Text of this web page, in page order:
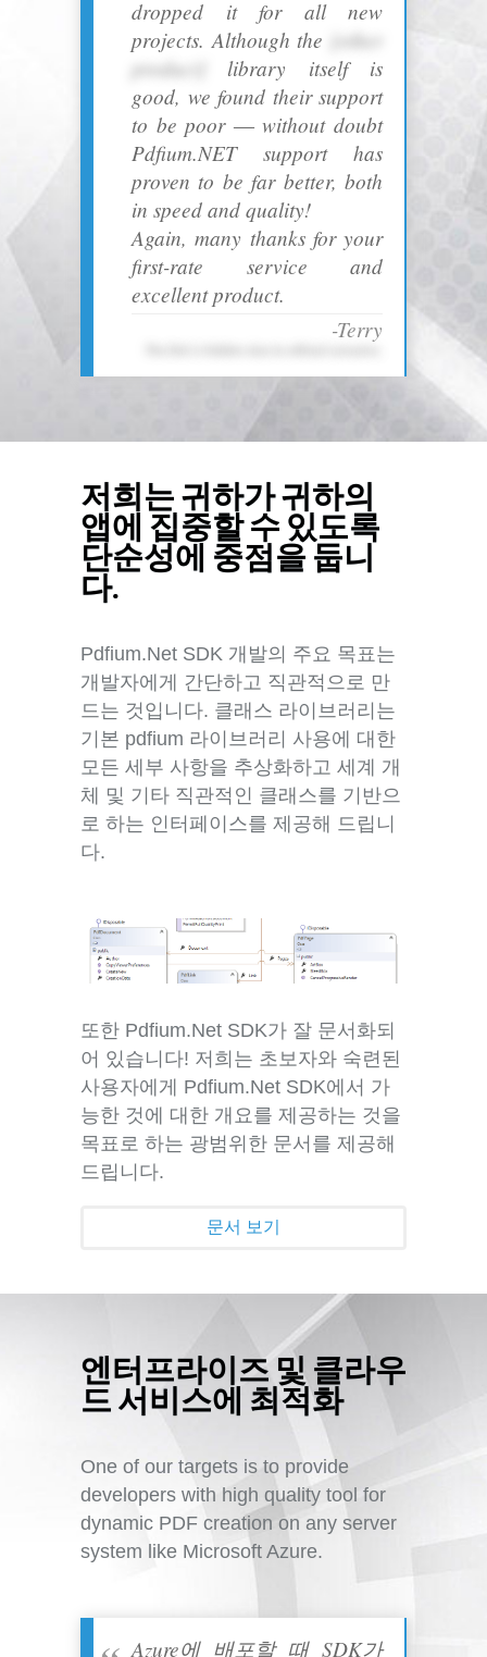
dropped it for all new
projects. Although the
[other
product]
library itself is
good, we found their support
to be poor ― without doubt
Pdfium.NET support has
proven to be far better, both
in speed and quality!
Again, many thanks for your
first-rate service and
excellent product.
-Terry
저희는 귀하가 귀하의
앱에 집중할 수 있도록
단순성에 중점을 둡니
다.
Pdfium.Net SDK 개발의 주요 목표는
개발자에게 간단하고 직관적으로 만
드는 것입니다. 클래스 라이브러리는
기본 pdfium 라이브러리 사용에 대한
모든 세부 사항을 추상화하고 세계 개
체 및 기타 직관적인 클래스를 기반으
로 하는 인터페이스를 제공해 드립니
다.
또한 Pdfium.Net SDK가 잘 문서화되
어 있습니다! 저희는 초보자와 숙련된
사용자에게 Pdfium.Net SDK에서 가
능한 것에 대한 개요를 제공하는 것을
목표로 하는 광범위한 문서를 제공해
드립니다.
문서 보기
엔터프라이즈 및 클라우
드 서비스에 최적화
One of our targets is to provide
developers with high quality tool for
dynamic PDF creation on any server
system like Microsoft Azure.
Azure에 배포할 때 SDK가